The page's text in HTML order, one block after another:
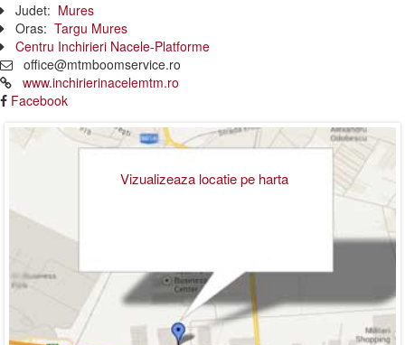
Judet: Mures
Oras: Targu Mures
Centru Inchirieri Nacele-Platforme
office@mtmboomservice.ro
www.inchirierinacelemtm.ro
Facebook
Vizualizeaza locatie pe harta